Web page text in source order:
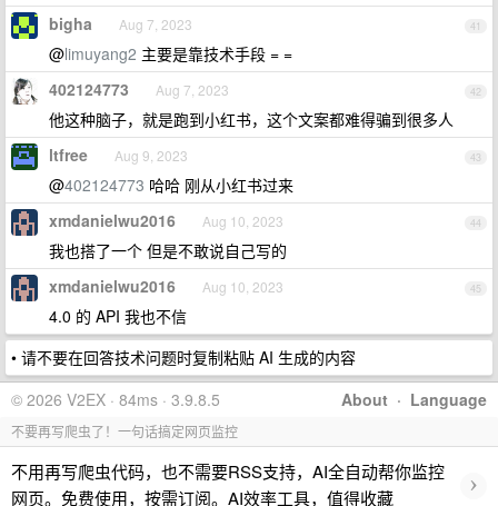
41
bigha Aug 7, 2023
@limuyang2 主要是靠技术手段 = =
42
402124773 Aug 7, 2023
他这种脑子，就是跑到小红书，这个文案都难得骗到很多人
43
ltfree Aug 9, 2023
@402124773 哈哈 刚从小红书过来
44
xmdanielwu2016 Aug 10, 2023
我也搭了一个 但是不敢说自己写的
45
xmdanielwu2016 Aug 10, 2023
4.0 的 API 我也不信
• 请不要在回答技术问题时复制粘贴 AI 生成的内容
About · Language
© 2026 V2EX · 84ms · 3.9.8.5
不要再写爬虫了！一句话搞定网页监控
不用再写爬虫代码，也不需要RSS支持，AI全自动帮你监控
网页。免费使用，按需订阅。AI效率工具，值得收藏
›